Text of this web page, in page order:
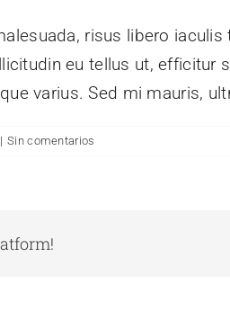
risus libero
eu tellus ut,
varius. Sed mi mauris,
| Sin comentarios